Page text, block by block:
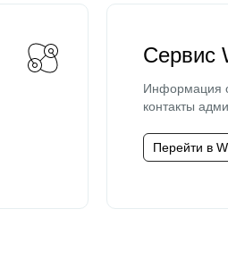
Сервис
Информация о
контакты
Перейти в